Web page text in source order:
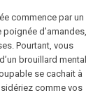
commence par un
d’amandes,
Pourtant, vous
brouillard mental
se cachait à
comme vos